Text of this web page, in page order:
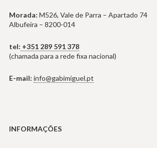
Morada: M526, Vale de Parra – Apartado 74
Albufeira – 8200-014
tel: +351 289 591 378
(chamada para a rede fixa nacional)
E-mail: info@gabimiguel.pt
INFORMAÇÕES